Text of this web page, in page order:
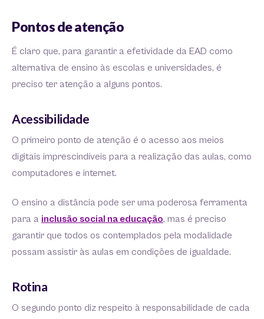
Pontos de atenção
É claro que, para garantir a efetividade da EAD como
alternativa de ensino às escolas e universidades, é
preciso ter atenção a alguns pontos.
Acessibilidade
O primeiro ponto de atenção é o acesso aos meios
digitais imprescindíveis para a realização das aulas, como
computadores e internet.
O ensino a distância pode ser uma poderosa ferramenta
para a inclusão social na educação, mas é preciso
garantir que todos os contemplados pela modalidade
possam assistir às aulas em condições de igualdade.
Rotina
O segundo ponto diz respeito à responsabilidade de cada